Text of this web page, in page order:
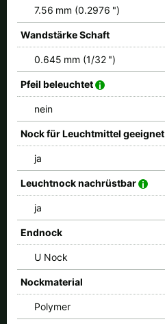
7.56 mm (0.2976 ")
Wandstärke Schaft
0.645 mm (1/32 ")
Pfeil beleuchtet
nein
Nock für Leuchtmittel geeignet
ja
Leuchtnock nachrüstbar
ja
Endnock
U Nock
Nockmaterial
Polymer